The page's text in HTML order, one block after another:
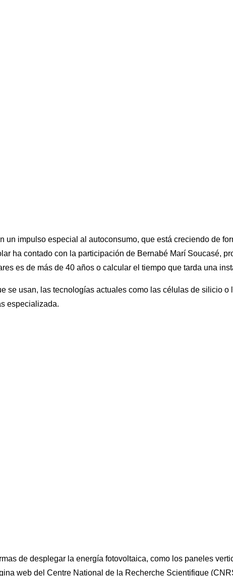
un impulso especial al autoconsumo, que está creciendo de
ha contado con la participación de Bernabé Marí Soucasé,
es de más de 40 años o calcular el tiempo que tarda una
se usan, las tecnologías actuales como las células de silicio
especializada.
de desplegar la energía fotovoltaica, como los paneles
web del Centre National de la Recherche Scientifique